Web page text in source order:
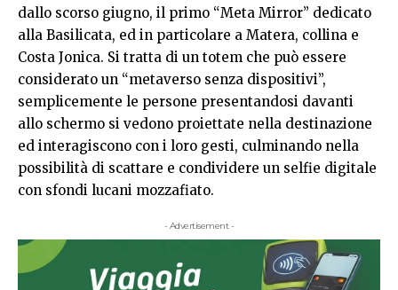
dallo scorso giugno, il primo “Meta Mirror” dedicato
alla Basilicata, ed in particolare a Matera, collina e
Costa Jonica. Si tratta di un totem che può essere
considerato un “metaverso senza dispositivi”,
semplicemente le persone presentandosi davanti
allo schermo si vedono proiettate nella destinazione
ed interagiscono con i loro gesti, culminando nella
possibilità di scattare e condividere un selfie digitale
con sfondi lucani mozzafiato.
- Advertisement -